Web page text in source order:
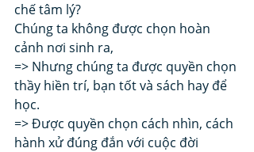
chế tâm lý?
Chúng ta không được chọn hoàn
cảnh nơi sinh ra,
=> Nhưng chúng ta được quyền chọn
thầy hiền trí, bạn tốt và sách hay để
học.
=> Được quyền chọn cách nhìn, cách
hành xử đúng đắn với cuộc đời